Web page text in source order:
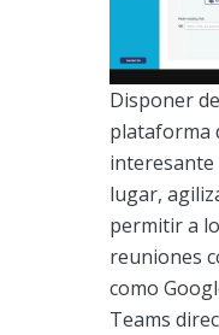
Disponer
plataforma
interesante
lugar,
permitir a
reuniones
como
Teams